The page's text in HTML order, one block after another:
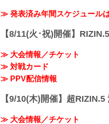
≫ 発表済み年間スケジュール
【8/11(火･祝)開催】
≫ 大会情報／チケット
≫ 対戦カード
≫ PPV配信情報
【9/10(木)開催】超
≫ 大会情報／チケット